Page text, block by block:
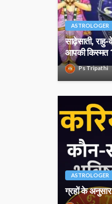
ASTROLOGER
साढ़ेसाती,
आपकी किस्मत
Ps Tripathi
ASTROLOGER
ग्रहों के